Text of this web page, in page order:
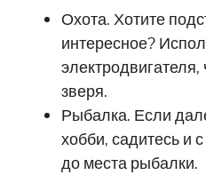
Охота. Хотите
интересное?
электродвигателя,
зверя.
Рыбалка. Если
хобби, садитесь и
до места рыбалки.